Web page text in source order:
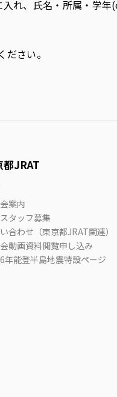
れ、氏名・所属・学
ださい。
都JRAT
案内
タッフ募集
合わせ（東京都JRAT関連）
動画資料閲覧申し込み
年能登半島地震特設ページ